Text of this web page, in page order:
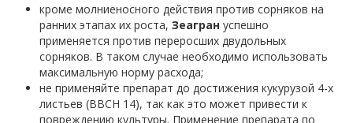
кроме молниеносного действия против сорняков на
ранних этапах их роста, Зеагран успешно
применяется против переросших двудольных
сорняков. В таком случае необходимо использовать
максимальную норму расхода;
не применяйте препарат до достижения кукурузой 4-х
листьев (BBCH 14), так как это может привести к
повреждению культуры. Применение препарата по